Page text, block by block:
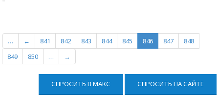
… ← 841 842 843 844 845 846 847
848
849
850 … →
СПРОСИТЬ В МАКС СПРОСИТЬ НА САЙТЕ